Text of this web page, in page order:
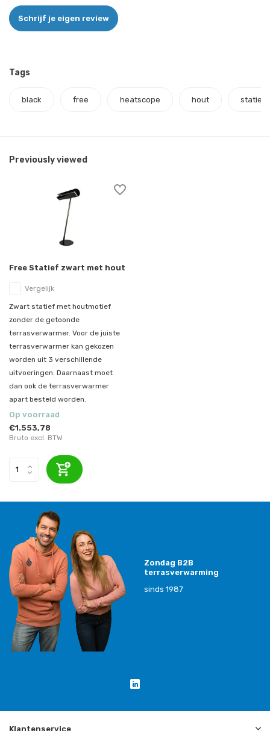
Schrijf je eigen review
Tags
black free heatscope hout statief
Previously viewed
Free Statief zwart met hout
Vergelijk
Zwart statief met houtmotief
zonder de getoonde
terrasverwarmer. Voor de juiste
terrasverwarmer kan gekozen
worden uit 3 verschillende
uitvoeringen. Daarnaast moet
dan ook de terrasverwarmer
apart besteld worden.
Op voorraad
€1.553,78
Bruto excl. BTW
Zondag B2B
terrasverwarming
sinds 1987
Klantenservice